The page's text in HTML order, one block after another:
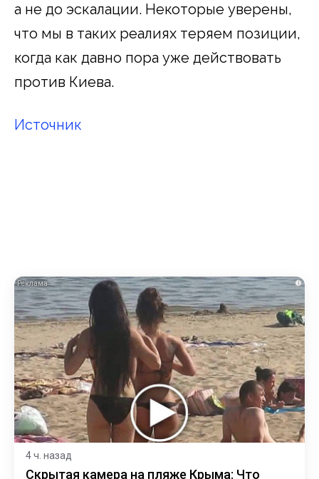
а не до эскалации. Некоторые уверены,
что мы в таких реалиях теряем позиции,
когда как давно пора уже действовать
против Киева.
Источник
i
4 ч. назад
Скрытая камера на пляже Крыма: Что